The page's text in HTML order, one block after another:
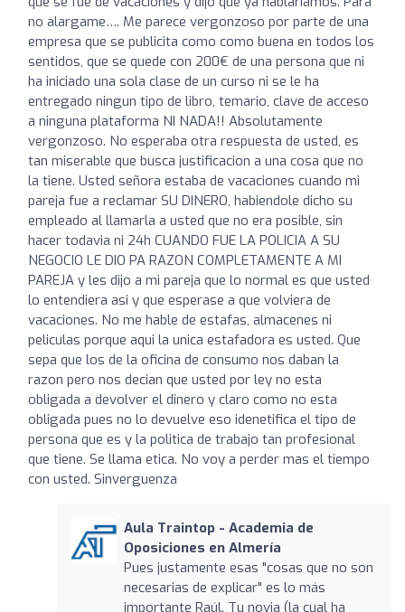
no alargame…. Me parece vergonzoso por parte de una
empresa que se publicita como como buena en todos los
sentidos, que se quede con 200€ de una persona que ni
ha iniciado una sola clase de un curso ni se le ha
entregado ningun tipo de libro, temario, clave de acceso
a ninguna plataforma NI NADA!! Absolutamente
vergonzoso. No esperaba otra respuesta de usted, es
tan miserable que busca justificacion a una cosa que no
la tiene. Usted señora estaba de vacaciones cuando mi
pareja fue a reclamar SU DINERO, habiendole dicho su
empleado al llamarla a usted que no era posible, sin
hacer todavia ni 24h CUANDO FUE LA POLICIA A SU
NEGOCIO LE DIO PA RAZON COMPLETAMENTE A MI
PAREJA y les dijo a mi pareja que lo normal es que usted
lo entendiera asi y que esperase a que volviera de
vacaciones. No me hable de estafas, almacenes ni
peliculas porque aqui la unica estafadora es usted. Que
sepa que los de la oficina de consumo nos daban la
razon pero nos decian que usted por ley no esta
obligada a devolver el dinero y claro como no esta
obligada pues no lo devuelve eso idenetifica el tipo de
persona que es y la politica de trabajo tan profesional
que tiene. Se llama etica. No voy a perder mas el tiempo
con usted. Sinverguenza
Aula Traintop - Academia de
Oposiciones en Almería
Pues justamente esas "cosas que no son
necesarias de explicar" es lo más
importante Raúl. Tu novia (la cual ha